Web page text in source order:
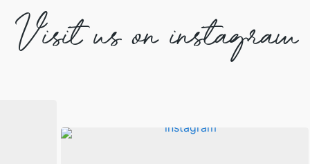
Visit us on instagram